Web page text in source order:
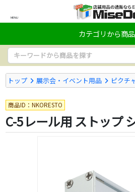
MENU
カテゴリから商
トップ 展示会・イベント用品 ピクチ
商品ID：NKORESTO
C-5レール用 ストップ